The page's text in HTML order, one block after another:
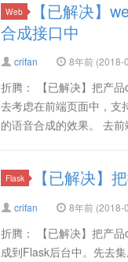
Web
【已解决】
合成接口中
crifan 8年前 (2018-
折腾： 【已解决】把产
去考虑在前端页面中，支
的语音合成的效果。 去
Flask 【已解决】
crifan 8年前 (2018-
折腾： 【已解决】把产
成到Flask后台中。先去